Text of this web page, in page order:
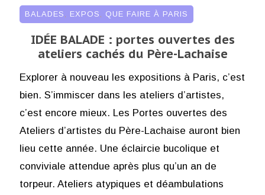
BALADES EXPOS QUE FAIRE À PARIS
IDÉE BALADE : portes ouvertes des
ateliers cachés du Père-Lachaise
Explorer à nouveau les expositions à Paris, c’est
bien. S’immiscer dans les ateliers d’artistes,
c’est encore mieux. Les Portes ouvertes des
Ateliers d’artistes du Père-Lachaise auront bien
lieu cette année. Une éclaircie bucolique et
conviviale attendue après plus qu’un an de
torpeur. Ateliers atypiques et déambulations